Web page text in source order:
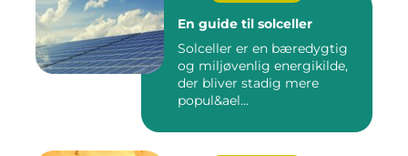
En guide til solceller
Solceller er en bæredygtig
og miljøvenlig energikilde,
der bliver stadig mere
popul&ael...